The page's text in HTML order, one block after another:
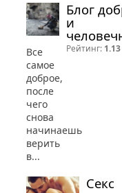
Блог
и
Все
самое
доброе,
после
чего
снова
начинаешь
верить
в...
Рейтинг: 1.13
Секс